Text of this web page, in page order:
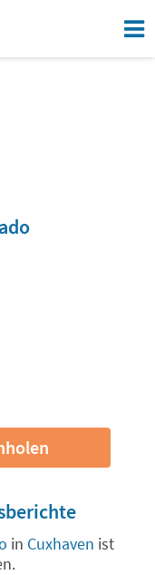
in Cuxhaven ist